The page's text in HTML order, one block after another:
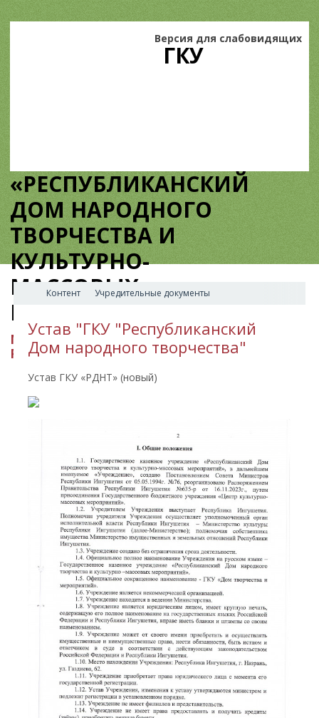
ГКУ
«РЕСПУБЛИКАНСКИЙ
ДОМ НАРОДНОГО
ТВОРЧЕСТВА И
КУЛЬТУРНО-
МАССОВЫХ
МЕРОПРИЯТИЙ»
МИНИСТЕРСТВО КУЛЬТУРЫ
РЕСПУБЛИКИ ИНГУШЕТИЯ
Версия для слабовидящих
Контент Учредительные документы
Устав "ГКУ "Республиканский
Дом народного творчества"
Устав ГКУ «РДНТ» (новый)